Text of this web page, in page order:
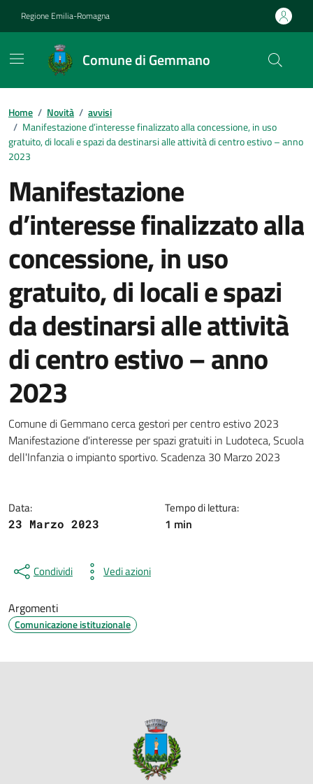
Regione Emilia-Romagna
Comune di Gemmano
Contenuti in evidenza
Home / Novità / avvisi
/ Manifestazione d’interesse finalizzato alla concessione, in uso
gratuito, di locali e spazi da destinarsi alle attività di centro estivo – anno
2023
Manifestazione
d’interesse finalizzato alla
concessione, in uso
gratuito, di locali e spazi
da destinarsi alle attività
di centro estivo – anno
2023
Dettagli della notizia
Comune di Gemmano cerca gestori per centro estivo 2023
Manifestazione d'interesse per spazi gratuiti in Ludoteca, Scuola
dell'Infanzia o impianto sportivo. Scadenza 30 Marzo 2023
Data:
23 Marzo 2023
Tempo di lettura:
1 min
Condividi Vedi azioni
Argomenti
Comunicazione istituzionale